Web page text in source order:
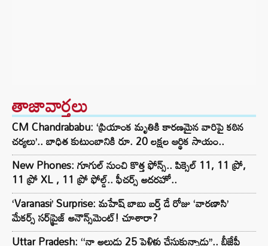
తాజావార్తలు
CM Chandrababu: ‘ప్రియాంక మృతికి కారణమైన వారిపై కఠిన
చర్యలు’.. బాధిత కుటుంబానికి రూ. 20 లక్షల ఆర్థిక సాయం..
New Phones: గూగుల్ నుంచి కొత్త ఫోన్స్.. పిక్సెల్ 11, 11 ప్రో,
11 ప్రో XL , 11 ప్రో ఫోల్డ్.. ఫీచర్స్ అదరహో..
‘Varanasi’ Surprise: మహేష్ బాబు బర్త్ డే రోజు ‘వారణాసి’
మేకర్స్ సర్‌ప్రైజ్ అనౌన్స్‌మెంట్! చూశారా?
Uttar Pradesh: ‘‘నా అల్లుడు 25 పెళ్లిళ్లు చేసుకున్నాడు’’.. బీజేపీ